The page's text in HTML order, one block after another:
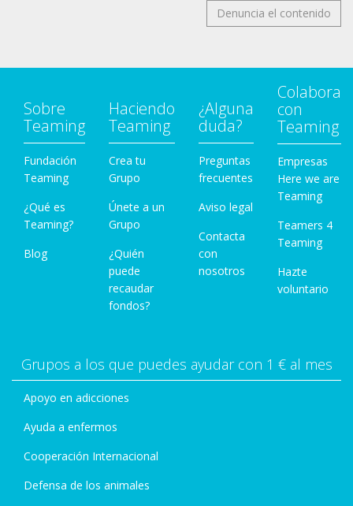
Denuncia el contenido
Sobre
Teaming
Fundación
Teaming
¿Qué es
Teaming?
Blog
Haciendo
Teaming
Crea tu
Grupo
Únete a un
Grupo
¿Quién
puede
recaudar
fondos?
¿Alguna
duda?
Preguntas
frecuentes
Aviso legal
Contacta
con
nosotros
Colabora
con
Teaming
Empresas
Here we are
Teaming
Teamers 4
Teaming
Hazte
voluntario
Grupos a los que puedes ayudar con 1 € al mes
Apoyo en adicciones
Ayuda a enfermos
Cooperación Internacional
Defensa de los animales